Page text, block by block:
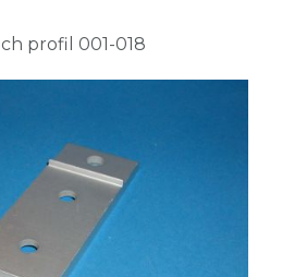
profil 001-018